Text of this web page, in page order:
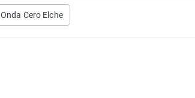
Onda Cero Elche